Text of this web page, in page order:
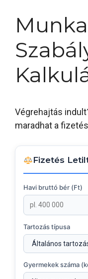
Végrehajtás
maradhat a
Fizetés
Havi bruttó bér (Ft)
Tartozás típusa
Gyermekek száma